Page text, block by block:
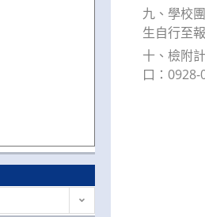
九、學校
生自行至
十、檢附
口：0928-